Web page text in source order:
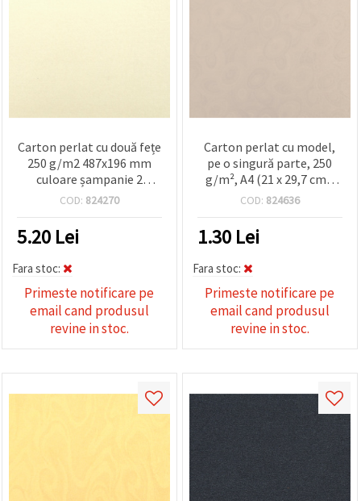
Carton perlat cu două fețe
250 g/m2 487x196 mm
culoare șampanie 2
nuanțe - 10 buc.
COD: 824270
5.20 Lei
Fara stoc:
Primeste notificare pe
email cand produsul
revine in stoc.
Carton perlat cu model,
pe o singură parte, 250
g/m², A4 (21 x 29,7 cm),
Alb – 1 bucată
COD: 824636
1.30 Lei
Fara stoc:
Primeste notificare pe
email cand produsul
revine in stoc.